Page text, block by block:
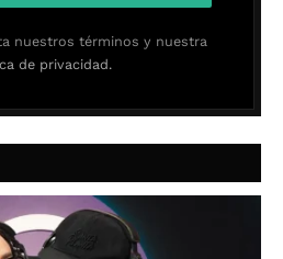
nuestros términos y nuestra
de privacidad.